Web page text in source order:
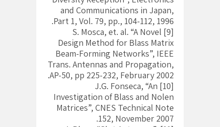
and Communications in Japan,
Part 1, Vol. 79, pp., 104-112, 1996.
[9] S. Mosca, et. al. “A Novel
Design Method for Blass Matrix
Beam-Forming Networks”, IEEE
Trans. Antennas and Propagation,
AP-50, pp 225-232, February 2002.
[10] J.G. Fonseca, “An
Investigation of Blass and Nolen
Matrices”, CNES Technical Note
152, November 2007.